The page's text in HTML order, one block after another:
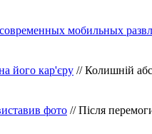
мобильных
його кар'єру // Колишній
фото // Після